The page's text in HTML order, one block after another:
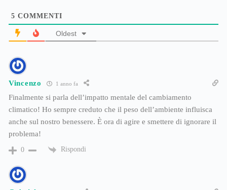
5 COMMENTI
Oldest
Vincenzo 1 anno fa
Finalmente si parla dell’impatto mentale del cambiamento
climatico! Ho sempre creduto che il peso dell’ambiente influisca
anche sul nostro benessere. È ora di agire e smettere di ignorare il
problema!
0 Rispondi